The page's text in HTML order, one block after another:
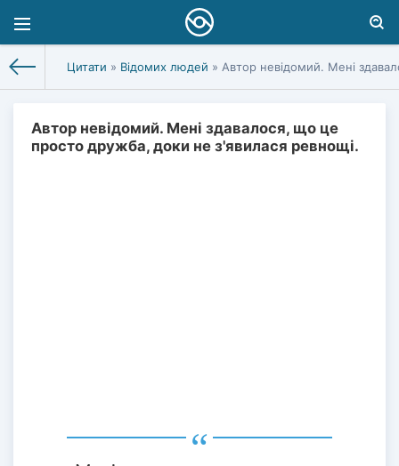
Цитати » Відомих людей » Автор невідомий. Мені
Автор невідомий. Мені здавалося, що це
просто дружба, доки не з'явилася ревнощі.